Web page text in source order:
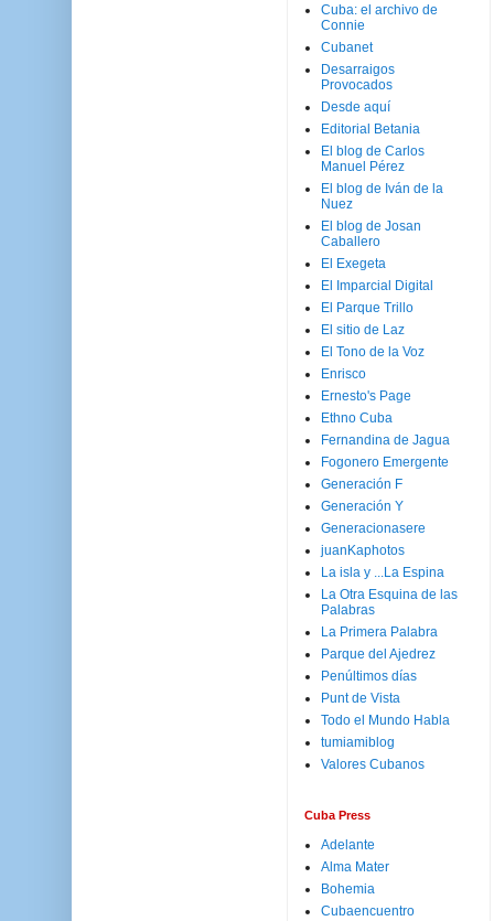
Cuba: el archivo de
Connie
Cubanet
Desarraigos
Provocados
Desde aquí
Editorial Betania
El blog de Carlos
Manuel Pérez
El blog de Iván de la
Nuez
El blog de Josan
Caballero
El Exegeta
El Imparcial Digital
El Parque Trillo
El sitio de Laz
El Tono de la Voz
Enrisco
Ernesto's Page
Ethno Cuba
Fernandina de Jagua
Fogonero Emergente
Generación F
Generación Y
Generacionasere
juanKaphotos
La isla y ...La Espina
La Otra Esquina de las
Palabras
La Primera Palabra
Parque del Ajedrez
Penúltimos días
Punt de Vista
Todo el Mundo Habla
tumiamiblog
Valores Cubanos
Cuba Press
Adelante
Alma Mater
Bohemia
Cubaencuentro